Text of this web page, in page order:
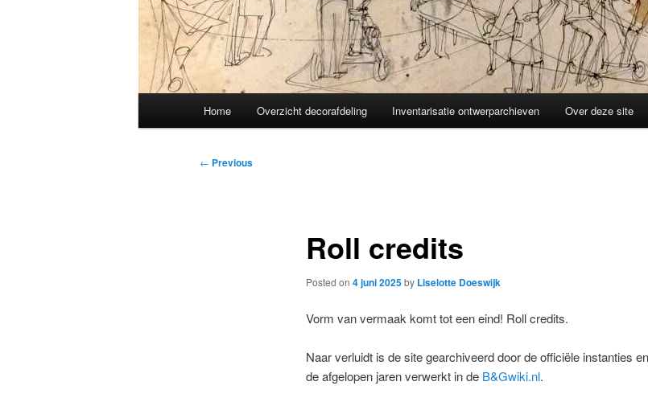
Home Overzicht decorafdeling Inventarisatie ontwerparchieven Over deze site
Post
← Previous
Roll credits
Posted on 4 juni 2025by Liselotte Doeswijk
Vorm van vermaak komt tot een eind! Roll credits.
Naar verluidt is de site gearchiveerd door de officiële instanties
de afgelopen jaren verwerkt in de B&Gwiki.nl.